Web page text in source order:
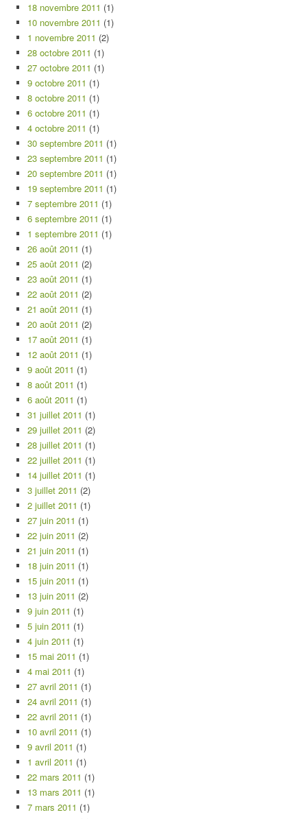
18 novembre 2011 (1)
10 novembre 2011 (1)
1 novembre 2011 (2)
28 octobre 2011 (1)
27 octobre 2011 (1)
9 octobre 2011 (1)
8 octobre 2011 (1)
6 octobre 2011 (1)
4 octobre 2011 (1)
30 septembre 2011 (1)
23 septembre 2011 (1)
20 septembre 2011 (1)
19 septembre 2011 (1)
7 septembre 2011 (1)
6 septembre 2011 (1)
1 septembre 2011 (1)
26 août 2011 (1)
25 août 2011 (2)
23 août 2011 (1)
22 août 2011 (2)
21 août 2011 (1)
20 août 2011 (2)
17 août 2011 (1)
12 août 2011 (1)
9 août 2011 (1)
8 août 2011 (1)
6 août 2011 (1)
31 juillet 2011 (1)
29 juillet 2011 (2)
28 juillet 2011 (1)
22 juillet 2011 (1)
14 juillet 2011 (1)
3 juillet 2011 (2)
2 juillet 2011 (1)
27 juin 2011 (1)
22 juin 2011 (2)
21 juin 2011 (1)
18 juin 2011 (1)
15 juin 2011 (1)
13 juin 2011 (2)
9 juin 2011 (1)
5 juin 2011 (1)
4 juin 2011 (1)
15 mai 2011 (1)
4 mai 2011 (1)
27 avril 2011 (1)
24 avril 2011 (1)
22 avril 2011 (1)
10 avril 2011 (1)
9 avril 2011 (1)
1 avril 2011 (1)
22 mars 2011 (1)
13 mars 2011 (1)
7 mars 2011 (1)